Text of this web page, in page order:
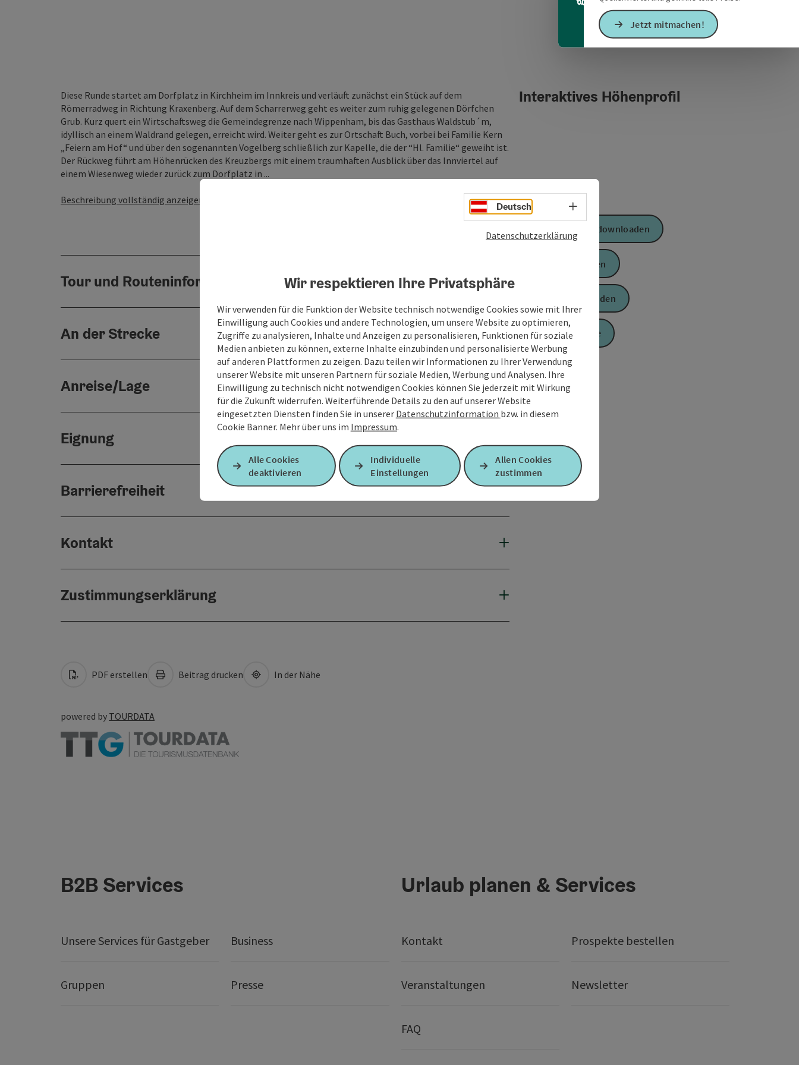
Jetzt mitmachen!
Diese Runde startet am Dorfplatz in Kirchheim im Innkreis und verläuft zunächst ein Stück auf dem
Römerradweg in Richtung Kraxenberg. Auf dem Scharrerweg geht es weiter zum ruhig gelegenen Dörfchen
Grub. Kurz quert ein Wirtschaftsweg die Gemeindegrenze nach Wippenham, bis das Gasthaus Waldstub´m,
idyllisch an einem Waldrand gelegen, erreicht wird. Weiter geht es zur Ortschaft Buch, vorbei bei Familie Kern
„Feiern am Hof“ und über den sogenannten Vogelberg schließlich zur Kapelle, die der “Hl. Familie“ geweiht ist.
Der Rückweg führt am Höhenrücken des Kreuzbergs mit einem traumhaften Ausblick über das Innviertel auf
einem Wiesenweg wieder zurück zum Dorfplatz in ...
Beschreibung vollständig anzeigen
Tour und Routeninformationen
An der Strecke
Anreise/Lage
Eignung
Barrierefreiheit
Kontakt
Zustimmungserklärung
Interaktives Höhenprofil
GPS Daten downloaden
PDF erstellen
Anfrage senden
Zur Website
PDF erstellen Beitrag drucken In der Nähe
powered by TOURDATA
B2B Services
Unsere Services für Gastgeber Business
Gruppen Presse
Urlaub planen & Services
Kontakt Prospekte bestellen
Veranstaltungen Newsletter
FAQ
Deutsch Sprachwahl - Menü öffnen
Datenschutzerklärung
Wir respektieren Ihre Privatsphäre
Wir verwenden für die Funktion der Website technisch notwendige Cookies sowie mit Ihrer
Einwilligung auch Cookies und andere Technologien, um unsere Website zu optimieren,
Zugriffe zu analysieren, Inhalte und Anzeigen zu personalisieren, Funktionen für soziale
Medien anbieten zu können, externe Inhalte einzubinden und personalisierte Werbung
auf anderen Plattformen zu zeigen. Dazu teilen wir Informationen zu Ihrer Verwendung
unserer Website mit unseren Partnern für soziale Medien, Werbung und Analysen. Ihre
Einwilligung zu technisch nicht notwendigen Cookies können Sie jederzeit mit Wirkung
für die Zukunft widerrufen. Weiterführende Details zu den auf unserer Website
eingesetzten Diensten finden Sie in unserer Datenschutzinformation bzw. in diesem
Cookie Banner. Mehr über uns im Impressum.
Alle Cookies
deaktivieren
Individuelle
Einstellungen
Allen Cookies
zustimmen